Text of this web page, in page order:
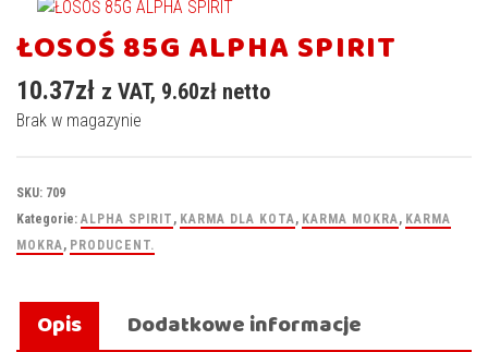
ŁOSOŚ 85G ALPHA SPIRIT
10.37zł z VAT, 9.60zł netto
Brak w magazynie
SKU: 709
Kategorie: ALPHA SPIRIT , KARMA DLA KOTA, KARMA MOKRA, KARMA
MOKRA, PRODUCENT.
Opis Dodatkowe informacje